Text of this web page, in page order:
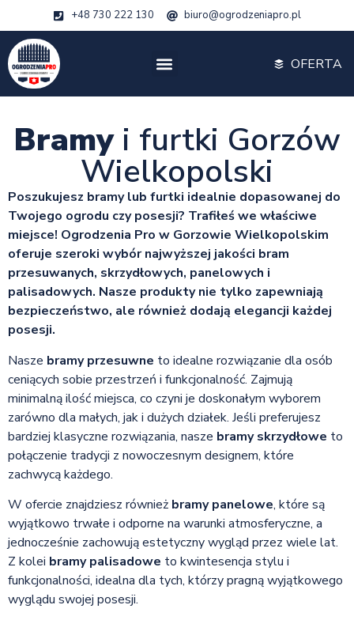
+48 730 222 130 biuro@ogrodzeniapro.pl
OFERTA
Bramy i furtki Gorzów
Wielkopolski
Poszukujesz bramy lub furtki idealnie dopasowanej do
Twojego ogrodu czy posesji? Trafiłeś we właściwe
miejsce! Ogrodzenia Pro w Gorzowie Wielkopolskim
oferuje szeroki wybór najwyższej jakości bram
przesuwanych, skrzydłowych, panelowych i
palisadowych. Nasze produkty nie tylko zapewniają
bezpieczeństwo, ale również dodają elegancji każdej
posesji.
Nasze bramy przesuwne to idealne rozwiązanie dla osób
ceniących sobie przestrzeń i funkcjonalność. Zajmują
minimalną ilość miejsca, co czyni je doskonałym wyborem
zarówno dla małych, jak i dużych działek. Jeśli preferujesz
bardziej klasyczne rozwiązania, nasze bramy skrzydłowe to
połączenie tradycji z nowoczesnym designem, które
zachwycą każdego.
W ofercie znajdziesz również bramy panelowe, które są
wyjątkowo trwałe i odporne na warunki atmosferyczne, a
jednocześnie zachowują estetyczny wygląd przez wiele lat.
Z kolei bramy palisadowe to kwintesencja stylu i
funkcjonalności, idealna dla tych, którzy pragną wyjątkowego
wyglądu swojej posesji.